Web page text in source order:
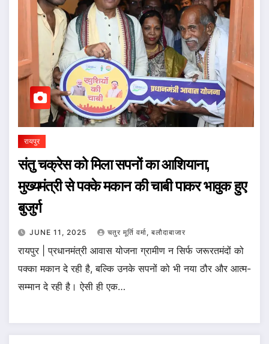
रायपुर
संतु चक्रेस को मिला सपनों का आशियाना,
मुख्यमंत्री से पक्के मकान की चाबी पाकर भावुक हुए
बुजुर्ग
JUNE 11, 2025 चतुर मूर्ति वर्मा, बलौदाबाजार
रायपुर | प्रधानमंत्री आवास योजना ग्रामीण न सिर्फ जरूरतमंदों को
पक्का मकान दे रही है, बल्कि उनके सपनों को भी नया ठौर और आत्म-
सम्मान दे रही है। ऐसी ही एक…